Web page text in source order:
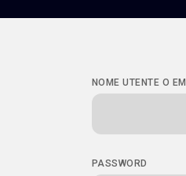
NOME UTENTE O
PASSWORD